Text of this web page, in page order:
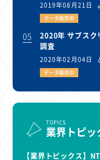
2019年08月21日
データ販売中
05
2020年 サブスク
調査
2020年02月04日
データ販売中
TOPICS
業界トピッ
【業界トピックス】